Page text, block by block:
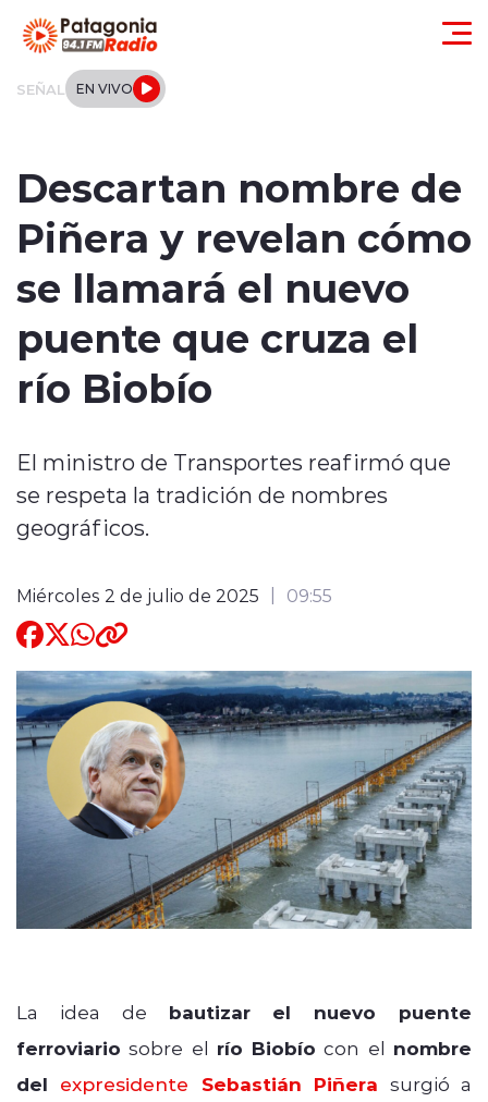
SEÑAL EN VIVO
Internacional
Entrevistas
Quienes Somos
modo claro
Descartan nombre de
Piñera y revelan cómo
se llamará el nuevo
puente que cruza el
río Biobío
El ministro de Transportes reafirmó que
se respeta la tradición de nombres
geográficos.
Miércoles 2 de julio de 2025 09:55
La idea de bautizar el nuevo puente
ferroviario sobre el río Biobío con el nombre
del expresidente Sebastián Piñera surgió a